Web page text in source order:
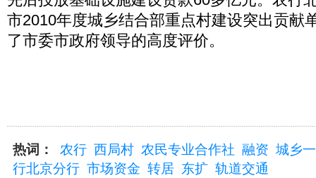
市2010年度城乡结合部重点村建设突出贡献
了市委市政府领导的高度评价。
热词： 农行 西局村 农民专业合作社 融资 城乡
行北京分行 市场资金 转居 东扩 轨道交通